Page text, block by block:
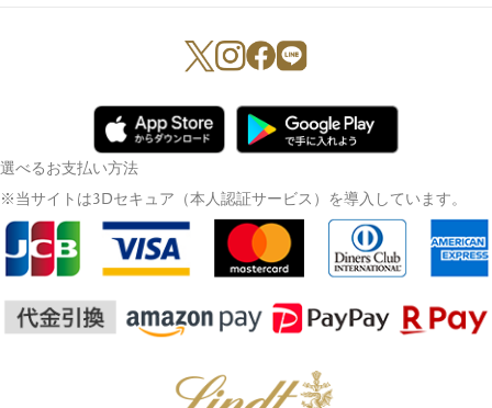
選べるお支払い方法
※当サイトは3Dセキュア（本人認証サービス）を導入しています。